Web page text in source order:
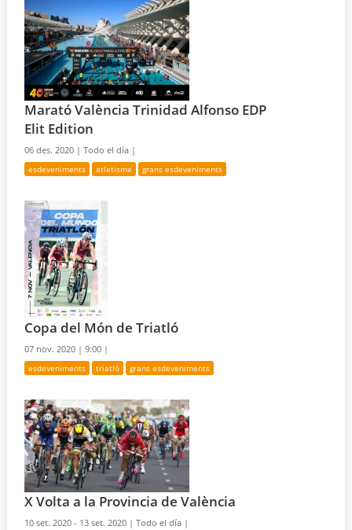
Marató València Trinidad Alfonso EDP
Elit Edition
06 des. 2020 |Todo el día |
esdeveniments atletisme grans esdeveniments
Copa del Món de Triatló
07 nov. 2020 |9:00 |
esdeveniments triatló grans esdeveniments
X Volta a la Provincia de València
10 set. 2020 - 13 set. 2020 |Todo el día |